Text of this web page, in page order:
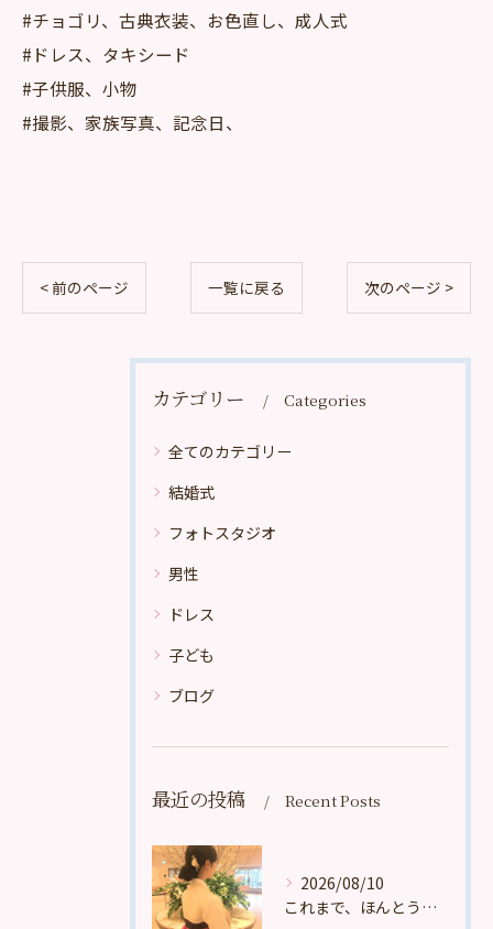
#チョゴリ、古典衣装、お色直し、成人式
#ドレス、タキシード
#子供服、小物
#撮影、家族写真、記念日、
< 前のページ 一覧に戻る 次のページ >
カテゴリー Categories
全てのカテゴリー
結婚式
フォトスタジオ
男性
ドレス
子ども
ブログ
最近の投稿 Recent Posts
2026/08/10
これまで、ほんとうに多くの、たくさんの、数え切れないほどのお...